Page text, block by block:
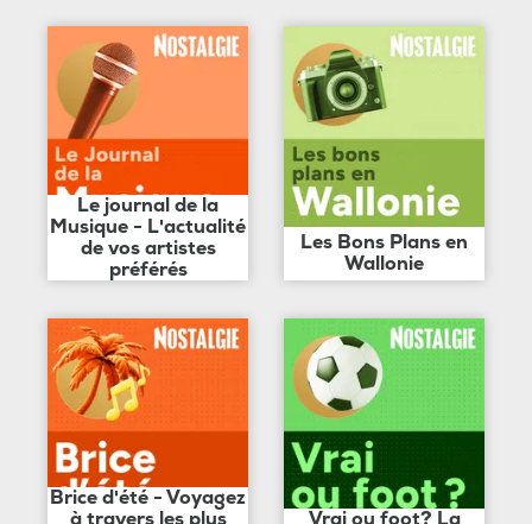
Le journal de la
Musique - L'actualité
de vos artistes
préférés
Les Bons Plans en
Wallonie
Brice d'été - Voyagez
à travers les plus
Vrai ou foot? La